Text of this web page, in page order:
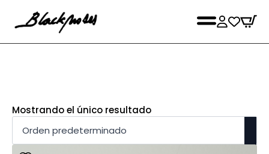
Mostrando el único resultado